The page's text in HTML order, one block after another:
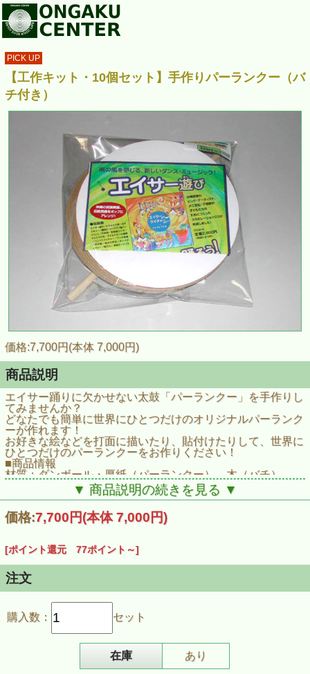
PICK UP
【工作キット・10個セット】手作りパーランクー（バ
チ付き）
価格:7,700円(本体 7,000円)
商品説明
エイサー踊りに欠かせない太鼓「パーランクー」を手作りし
てみませんか？
どなたでも簡単に世界にひとつだけのオリジナルパーランク
ーが作れます！
お好きな絵などを打面に描いたり、貼付けたりして、世界に
ひとつだけのパーランクーをお作りください！
■商品情報
材質：ダンボール・厚紙（パーランクー）、木（バチ）
※完成させるためには、接着剤・ガムテープが必要となりま
サイズ（完成時・一つあたり）：直径21cm、厚さ３cm
商品番号: MTEZ-PAR10
▼ 商品説明の続きを見る ▼
価格:7,700円(本体 7,000円)
[ポイント還元 77ポイント～]
注文
購入数： セット
在庫 あり